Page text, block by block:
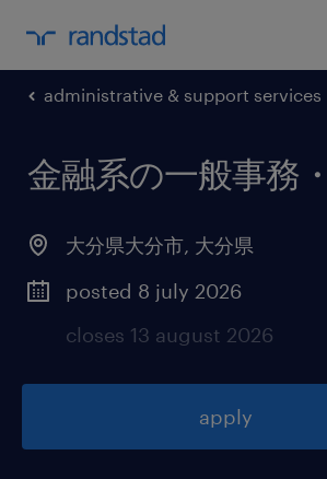
administrative & support services
金融系の一般事務
大分県大分市, 大分県
posted 8 july 2026
closes 13 august 2026
apply